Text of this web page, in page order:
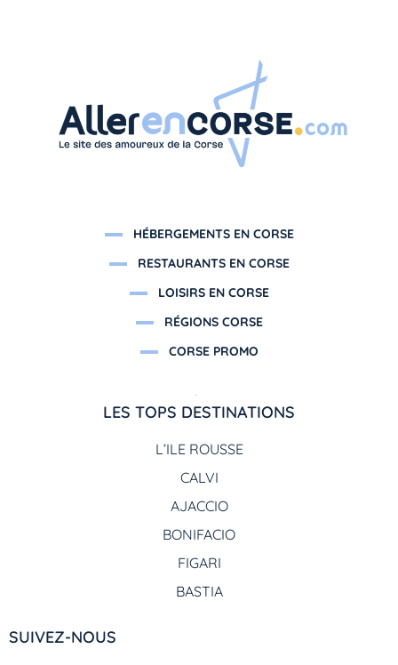
HÉBERGEMENTS EN CORSE
RESTAURANTS EN CORSE
LOISIRS EN CORSE
RÉGIONS CORSE
CORSE PROMO
LES TOPS DESTINATIONS
L’ILE ROUSSE
CALVI
AJACCIO
BONIFACIO
FIGARI
BASTIA
SUIVEZ-NOUS